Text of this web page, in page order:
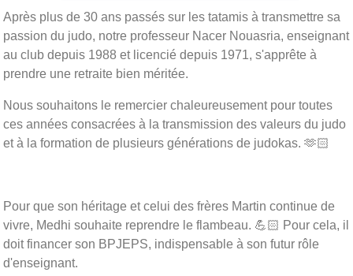
Après plus de 30 ans passés sur les tatamis à transmettre sa
passion du judo, notre professeur Nacer Nouasria, enseignant
au club depuis 1988 et licencié depuis 1971, s'apprête à
prendre une retraite bien méritée.
Nous souhaitons le remercier chaleureusement pour toutes
ces années consacrées à la transmission des valeurs du judo
et à la formation de plusieurs générations de judokas. 🫶🏻
Pour que son héritage et celui des frères Martin continue de
vivre, Medhi souhaite reprendre le flambeau. 💪🏻 Pour cela, il
doit financer son BPJEPS, indispensable à son futur rôle
d'enseignant.